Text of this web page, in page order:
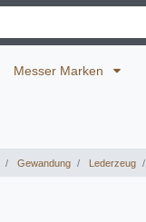
Messer Marken
Gewandung Lederzeug